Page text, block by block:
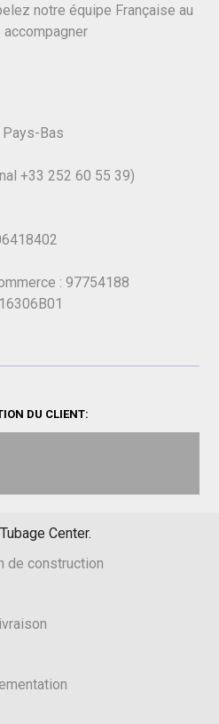
notre équipe Française au
Pays-Bas
+33 252 60 55 39)
: 97754188
DU CLIENT:
Tubage Center.
de construction